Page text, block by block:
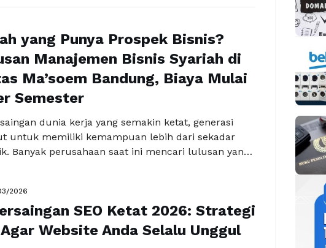
yang Punya Prospek Bisnis?
Manajemen Bisnis Syariah di
Ma’soem Bandung, Biaya Mulai
Semester
dunia kerja yang semakin ketat, generasi
untuk memiliki kemampuan lebih dari sekadar
Banyak perusahaan saat ini mencari lulusan yang
jurusan manajemen bisnis syariah menjadi
bagi calon mahasiswa yang ingin …Baca
2026
SEO Ketat 2026: Strategi
Website Anda Selalu Unggul